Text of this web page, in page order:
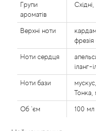
Групи
ароматів
Східні,
Верхні ноти
фрезія
Ноти сердця
іланг-
Ноти бази
Тонка,
Об `єм 100 мл
Agent Provocateur
Agonist
Aj Arabia (Widian)
Ajmal